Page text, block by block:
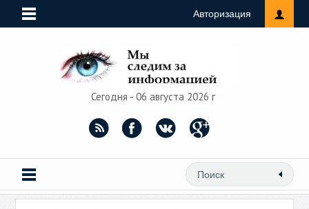
Авторизация
Сегодня - 06 августа 2026 г